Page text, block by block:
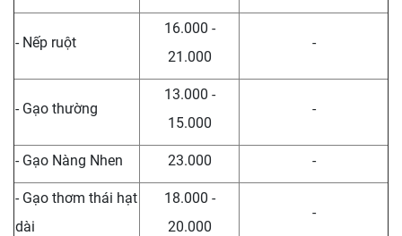
- Nếp ruột
16.000 -
21.000
-
- Gạo thường
13.000 -
15.000
-
- Gạo Nàng Nhen 23.000 -
- Gạo thơm thái hạt
dài
18.000 -
20.000
-